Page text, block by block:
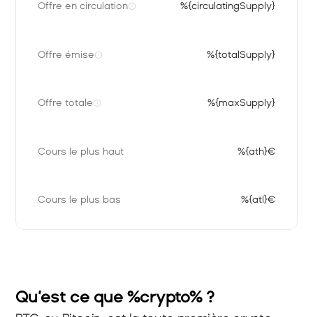
Offre en circulation %{circulatingSupply}
Offre émise %{totalSupply}
Offre totale %{maxSupply}
Cours le plus haut %{ath}€
Cours le plus bas %{atl}€
Qu’est ce que %crypto% ?